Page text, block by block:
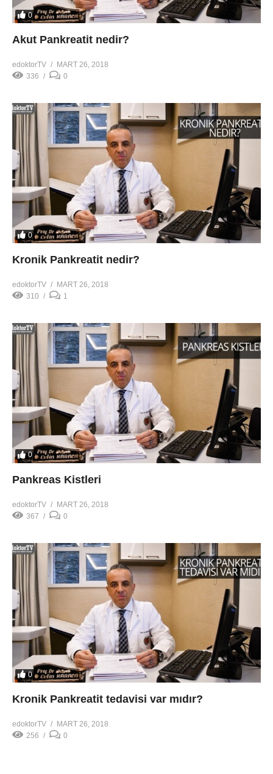
0
Akut Pankreatit nedir?
edoktorTV
MART 26, 2018
336
0
0
Kronik Pankreatit nedir?
edoktorTV
MART 26, 2018
310
1
0
Pankreas Kistleri
edoktorTV
MART 26, 2018
367
0
0
Kronik Pankreatit tedavisi var mıdır?
edoktorTV
MART 26, 2018
256
0